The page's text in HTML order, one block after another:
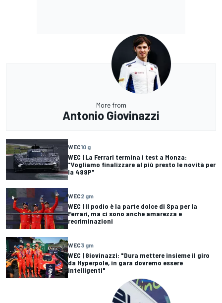
More from
Antonio Giovinazzi
WEC10 g
WEC | La Ferrari termina i test a Monza:
"Vogliamo finalizzare al più presto le novità per
la 499P"
WEC2 gm
WEC | Il podio è la parte dolce di Spa per la
Ferrari, ma ci sono anche amarezza e
recriminazioni
WEC3 gm
WEC | Giovinazzi: "Dura mettere insieme il giro
da Hyperpole, in gara dovremo essere
intelligenti"